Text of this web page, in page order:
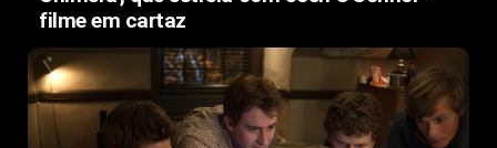
filme em cartaz